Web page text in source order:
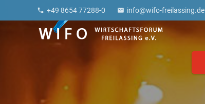
phone +49 8654 77288-0 email info@wifo-freilassing.de